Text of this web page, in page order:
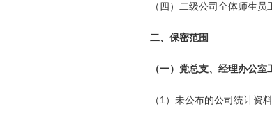
（四）二级公司全体师生
二、保密范围
（一）党总支、经理办公室
（1）未公布的公司统计资